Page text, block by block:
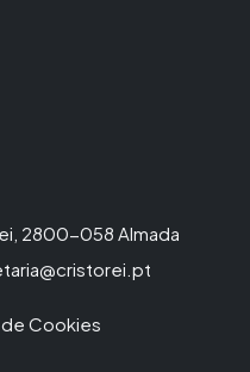
2800-058 Almada
Cookies